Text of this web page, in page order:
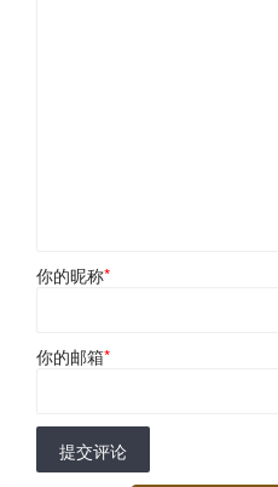
你的昵称*
你的邮箱*
提交评论